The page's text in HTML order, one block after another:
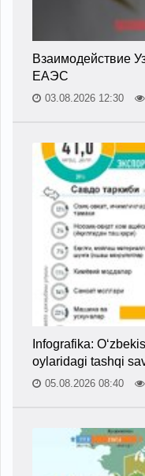
Взаимодействие
ЕАЭС
03.08.2026 12:30
Infografika:
oylaridagi tashqi
05.08.2026 08:40